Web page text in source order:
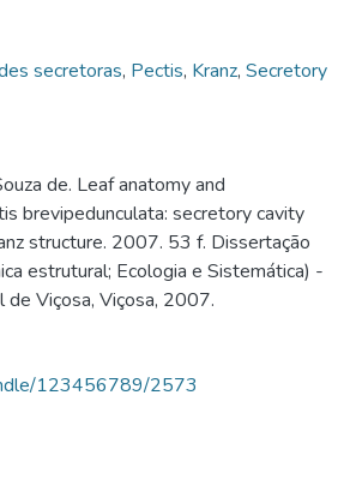
secretoras, Pectis, Kranz, Secretory
de. Leaf anatomy and
brevipedunculata: secretory cavity
structure. 2007. 53 f. Dissertação
estrutural; Ecologia e Sistemática) -
de Viçosa, Viçosa, 2007.
123456789/2573